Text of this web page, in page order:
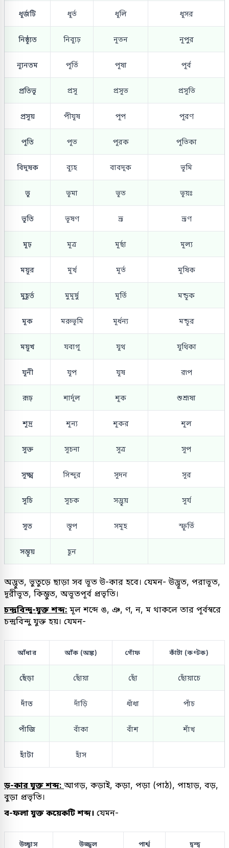
ধূর্জটি ধূর্ত ধূলি ধূসর
নিষ্ঠ্যূত নিব্যূঢ় নূতন নূপুর
ন্যূনতম পূর্তি পূষা পূর্ব
প্রতিভূ প্রসূ প্রসূত প্রসূতি
প্রসূয় পীযূষ পূপ পূরণ
পূতি পূত পূরক পূতিকা
বিদূষক ব্যূহ বাবদূক ভূমি
ভূ ভূমা ভূত ভূয়ঃ
ভূতি ভূষণ ভ্রূ ভ্রূণ
মূঢ় মূত্র মূর্ছা মূল্য
ময়ূর মূর্খ মূর্ত মূষিক
মুহূর্ত মুমূর্ষু মূর্তি মন্ডূক
মূক মরুভূমি মূর্ধন্য মন্ডূর
ময়ূখ যবাগূ যূথ যূথিকা
যূনী যূপ যূষ রূপ
রূঢ় শার্দূল শূক শুশ্রূষা
শূদ্র শূন্য শূকর শূল
সূক্ত সূচনা সূত্র সূপ
সূক্ষ্ম সিন্দূর সূদন সূর
সূচি সূচক সদ্ভূয় সূর্য
সূত স্তূপ সমূহ স্ফূর্তি
সম্ভূয় হূন
অদ্ভুত, ভুতুড়ে ছাড়া সব ভূত উ-কার হবে। যেমন- উদ্ভূত, পরাভূত,
দূরীভূত, কিম্ভুত, অভূতপূর্ব প্রভৃতি।
চন্দ্রবিন্দু-যুক্ত শব্দ: মূল শব্দে ঙ, ঞ, ণ, ন, ম থাকলে তার পূর্বস্বরে
চন্দ্রবিন্দু যুক্ত হয়। যেমন-
আঁধার আঁক (অঙ্ক) গোঁফ কাঁটা (কণ্টক)
ছেঁড়া ছোঁয়া ছোঁ ছোঁয়াচে
দাঁত দাঁড়ি ধাঁধা পাঁচ
পাঁজি বাঁকা বাঁশ শাঁখ
হাঁটা হাঁস
ড়-কার যুক্ত শব্দ: আগড়, কড়াই, কড়া, পড়া (পাঠ), পাহাড়, বড়,
বুড়া প্রভৃতি।
ব-ফলা যুক্ত কয়েকটি শব্দ। যেমন-
উচ্ছ্বাস উজ্জ্বল পার্শ্ব দ্বন্দ্ব